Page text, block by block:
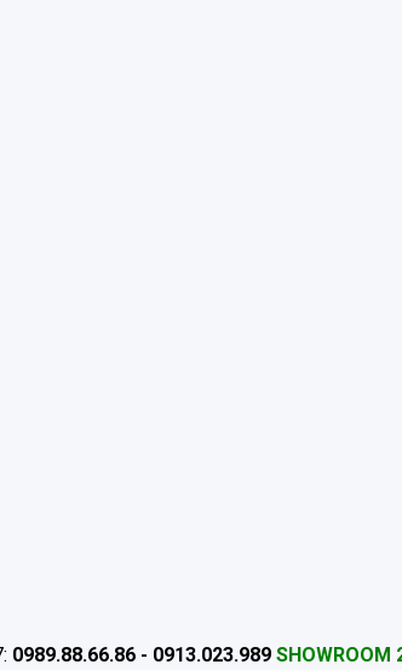
0989.88.66.86 - 0913.023.989 SHOWROOM